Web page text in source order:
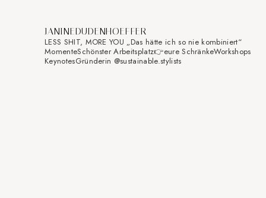
JANINEDUDENHOEFFER
LESS SHIT, MORE YOU „Das hätte ich so nie kombiniert“
MomenteSchönster Arbeitsplatz👉eure SchränkeWorkshops
KeynotesGründerin @sustainable.stylists